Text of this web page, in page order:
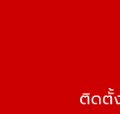
ติดตั้